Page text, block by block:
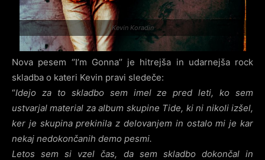
Kevin Koradin
Nova pesem ‘’I’m Gonna’’ je hitrejša in udarnejša rock
skladba o kateri Kevin pravi sledeče:
“Idejo za to skladbo sem imel ze pred leti, ko sem
ustvarjal material za album skupine Tide, ki ni nikoli izšel,
ker je skupina prekinila z delovanjem in ostalo mi je kar
nekaj nedokončanih demo pesmi.
Letos sem si vzel čas, da sem skladbo dokončal in